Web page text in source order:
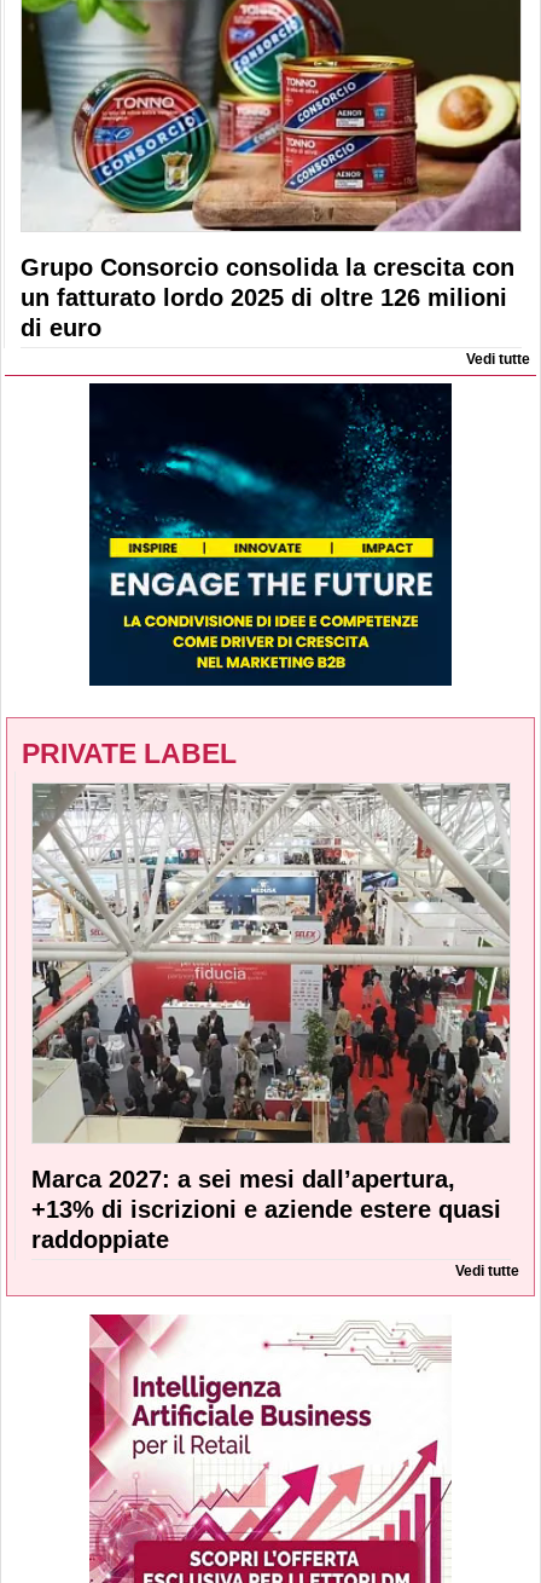
Grupo Consorcio consolida la crescita con
un fatturato lordo 2025 di oltre 126 milioni
di euro
Vedi tutte
PRIVATE LABEL
Marca 2027: a sei mesi dall’apertura,
+13% di iscrizioni e aziende estere quasi
raddoppiate
Vedi tutte